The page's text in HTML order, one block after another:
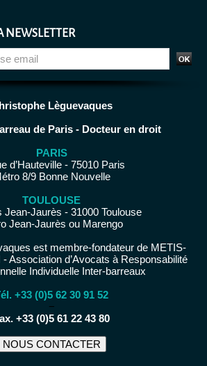
NEWSLETTER
Lèguevaques
de Paris - Docteur en droit
PARIS
d’Hauteville - 75010 Paris
8/9 Bonne Nouvelle
TOULOUSE
Jean-Jaurès - 31000 Toulouse
Jean-Jaurès ou Marengo
est membre-fondateur de METIS-
Association d’Avocats à Responsabilité
Individuelle Inter-barreaux
+33 (0)5 62 30 91 52
−
+33 (0)5 61 22 43 80
NOUS CONTACTER